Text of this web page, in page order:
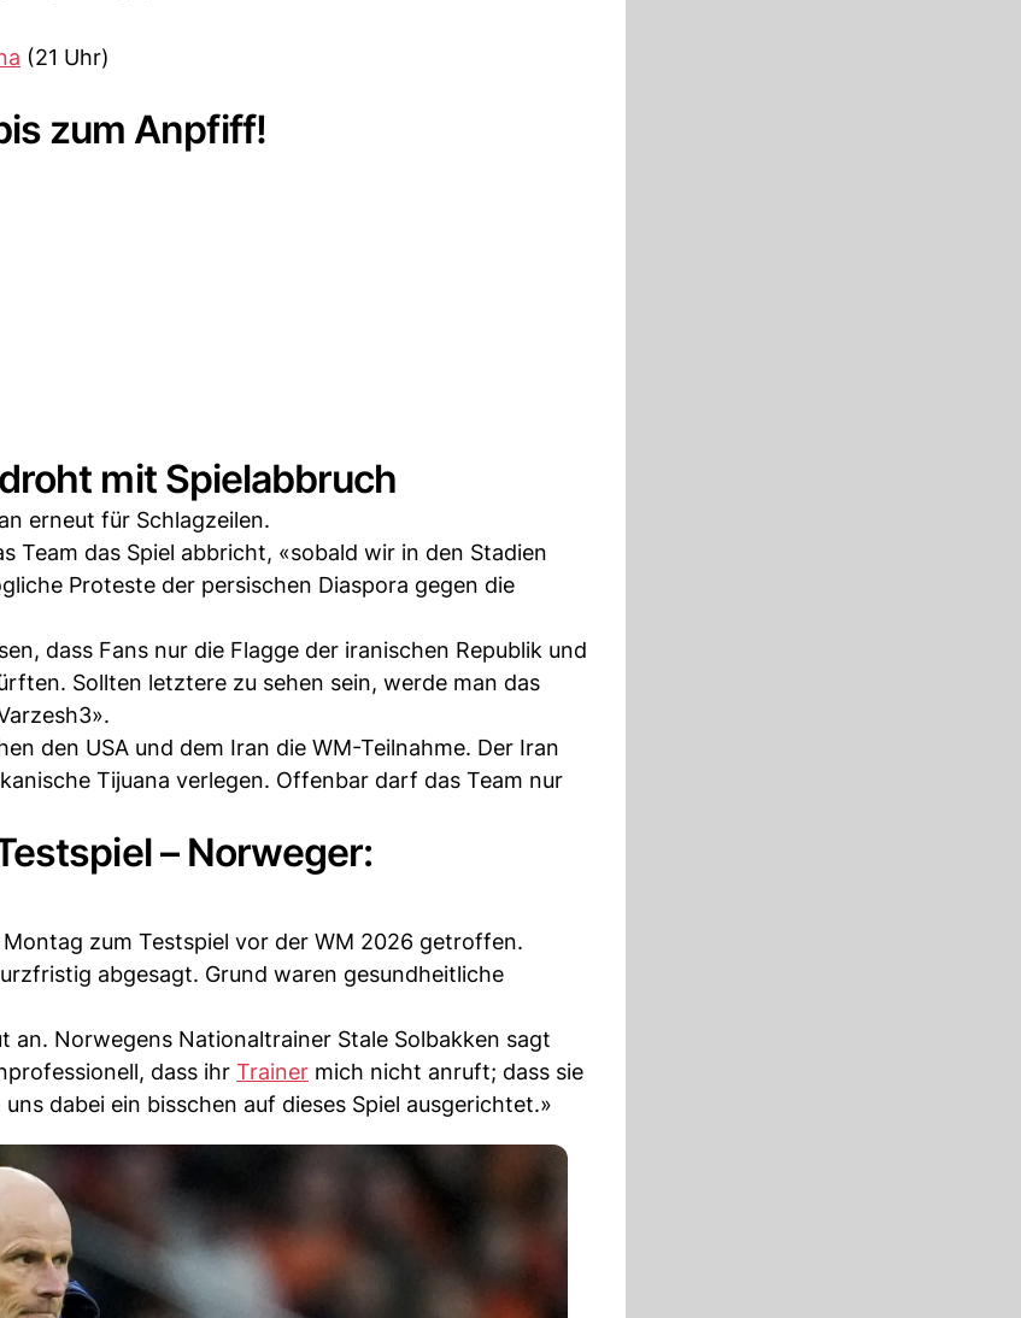
(21 Uhr)
zum Anpfiff!
mit Spielabbruch
erneut für Schlagzeilen.
Team das Spiel abbricht, «sobald wir in den Stadien
Proteste der persischen Diaspora gegen die
dass Fans nur die Flagge der iranischen Republik und
Sollten letztere zu sehen sein, werde man das
den USA und dem Iran die WM-Teilnahme. Der Iran
Tijuana verlegen. Offenbar darf das Team nur
– Norweger:
zum Testspiel vor der WM 2026 getroffen.
abgesagt. Grund waren gesundheitliche
Norwegens Nationaltrainer Stale Solbakken sagt
dass ihr Trainer mich nicht anruft; dass sie
dabei ein bisschen auf dieses Spiel ausgerichtet.»